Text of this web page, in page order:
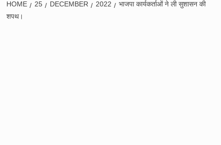
HOME 25 DECEMBER 2022
भाजपा कार्यकर्ताओं ने ली सुशासन की
शपथ।